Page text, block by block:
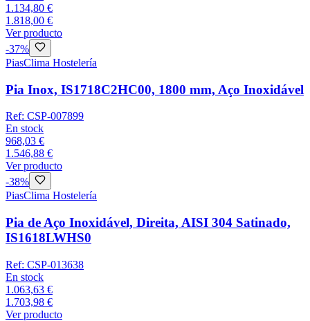
1.134,80 €
1.818,00 €
Ver producto
-37%
PiasClima Hostelería
Pia Inox, IS1718C2HC00, 1800 mm, Aço Inoxidável
Ref: CSP-007899
En stock
968,03 €
1.546,88 €
Ver producto
-38%
PiasClima Hostelería
Pia de Aço Inoxidável, Direita, AISI 304 Satinado,
IS1618LWHS0
Ref: CSP-013638
En stock
1.063,63 €
1.703,98 €
Ver producto